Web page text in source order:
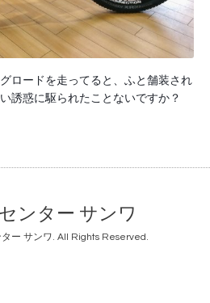
ロードを走ってると、ふと舗装され
誘惑に駆られたことないですか？
ンター サンワ
ー サンワ. All Rights Reserved.